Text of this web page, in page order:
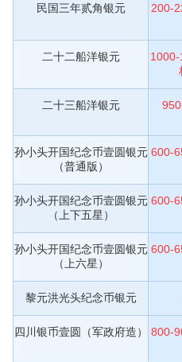
民国三年贰角银元 200-
二十二船洋银元
二十三船洋银元
孙小头开国纪念币壹圆银元
（普通版）
600-
孙小头开国纪念币壹圆银元
（上下五星）
600-
孙小头开国纪念币壹圆银元
（上六星）
600-
黎元洪光头纪念币银元
四川银币壹圆（军政府造） 800-